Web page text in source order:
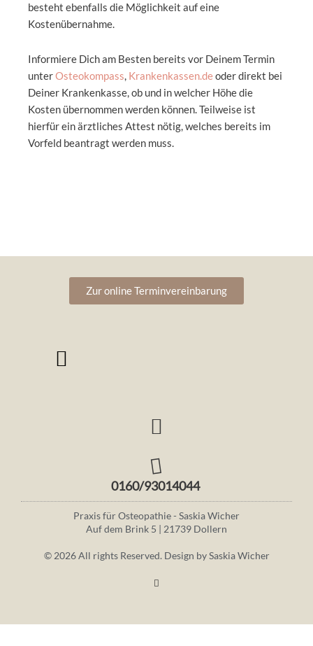
besteht ebenfalls die Möglichkeit auf eine
Kostenübernahme.
Informiere Dich am Besten bereits vor Deinem Termin
unterOsteokompass, Krankenkassen.deoder direkt bei
Deiner Krankenkasse, ob und in welcher Höhe die
Kosten übernommen werden können. Teilweise ist
hierfür ein ärztliches Attest nötig, welches bereits im
Vorfeld beantragt werden muss.
Zur online Terminvereinbarung
0160/93014044 ​
Praxis für Osteopathie - Saskia Wicher
Auf dem Brink 5 | 21739 Dollern
© 2026 All rights Reserved. Design by Saskia Wicher
I
n
g